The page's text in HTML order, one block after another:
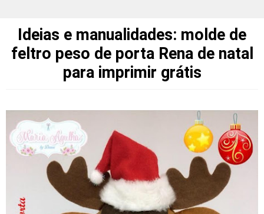
Ideias e manualidades: molde de
feltro peso de porta Rena de natal
para imprimir grátis